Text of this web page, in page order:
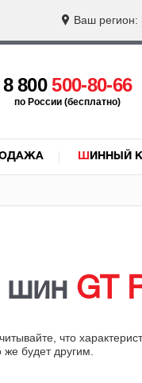
Ваш регион:
8 800500-80-66
по России (бесплатно)
ШИННЫЙ
шин GT
что
будет другим.